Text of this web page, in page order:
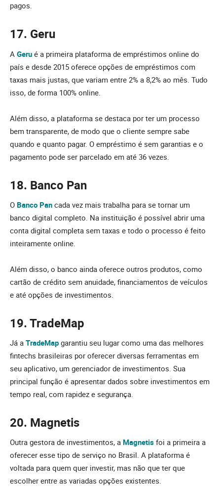
pagos.
17. Geru
A Geru é a primeira plataforma de empréstimos online do
país e desde 2015 oferece opções de empréstimos com
taxas mais justas, que variam entre 2% a 8,2% ao mês. Tudo
isso, de forma 100% online.
Além disso, a plataforma se destaca por ter um processo
bem transparente, de modo que o cliente sempre sabe
quando e quanto pagar. O empréstimo é sem garantias e o
pagamento pode ser parcelado em até 36 vezes.
18. Banco Pan
O Banco Pan cada vez mais trabalha para se tornar um
banco digital completo. Na instituição é possível abrir uma
conta digital completa sem taxas e todo o processo é feito
inteiramente online.
Além disso, o banco ainda oferece outros produtos, como
cartão de crédito sem anuidade, financiamentos de veículos
e até opções de investimentos.
19. TradeMap
Já a TradeMap garantiu seu lugar como uma das melhores
fintechs brasileiras por oferecer diversas ferramentas em
seu aplicativo, um gerenciador de investimentos. Sua
principal função é apresentar dados sobre investimentos em
tempo real, com rapidez e segurança.
20. Magnetis
Outra gestora de investimentos, a Magnetis foi a primeira a
oferecer esse tipo de serviço no Brasil. A plataforma é
voltada para quem quer investir, mas não que ter que
escolher entre as variadas opções existentes.